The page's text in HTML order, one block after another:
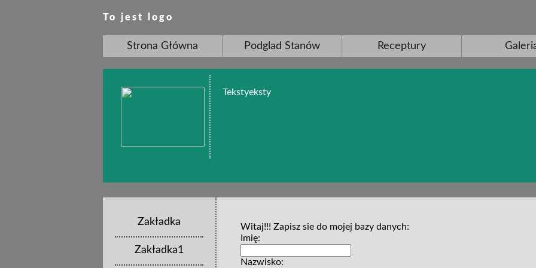
To jest logo
Strona Główna Podglad Stanów Receptury
Tekstyeksty
Zakładka
Zakładka1
Witaj!!! Zapisz sie do mojej bazy danych:
Imię:
Nazwisko: